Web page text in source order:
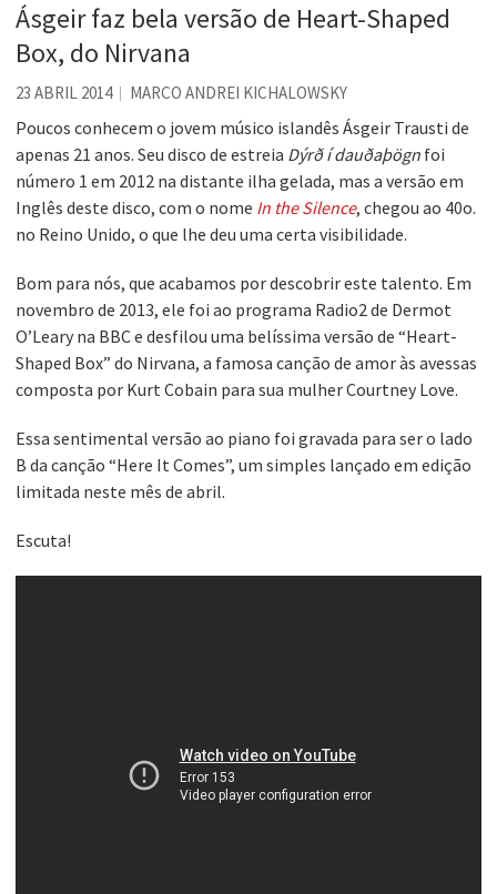
A construção da urbanidade
Aprender a fracassar é o segredo do sucesso
Ásgeir faz bela versão de Heart-Shaped
Box, do Nirvana
23 ABRIL 2014 MARCO ANDREI KICHALOWSKY
Poucos conhecem o jovem músico islandês Ásgeir Trausti de
apenas 21 anos. Seu disco de estreia Dýrð í dauðaþögn foi
número 1 em 2012 na distante ilha gelada, mas a versão em
Inglês deste disco, com o nome In the Silence, chegou ao 40o.
no Reino Unido, o que lhe deu uma certa visibilidade.
Bom para nós, que acabamos por descobrir este talento. Em
novembro de 2013, ele foi ao programa Radio2 de Dermot
O’Leary na BBC e desfilou uma belíssima versão de “Heart-
Shaped Box” do Nirvana, a famosa canção de amor às avessas
composta por Kurt Cobain para sua mulher Courtney Love.
Essa sentimental versão ao piano foi gravada para ser o lado
B da canção “Here It Comes”, um simples lançado em edição
limitada neste mês de abril.
Escuta!